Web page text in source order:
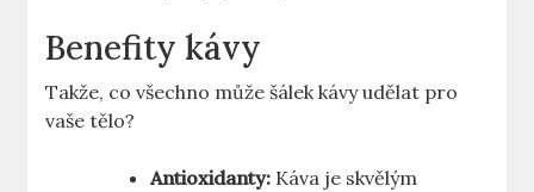
Benefity kávy
Takže, co všechno může šálek kávy udělat pro
vaše tělo?
Antioxidanty: Káva je skvělým